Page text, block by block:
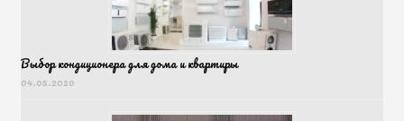
Выбор кондиционера для дома и квартиры
04.05.2020